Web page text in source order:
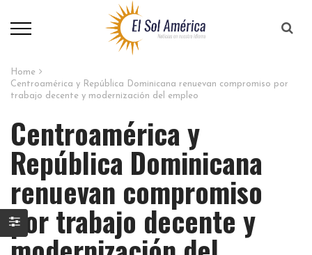
Home
Centroamérica y República Dominicana renuevan compromiso por
trabajo decente y modernización del empleo
Centroamérica y
República Dominicana
renuevan compromiso
por trabajo decente y